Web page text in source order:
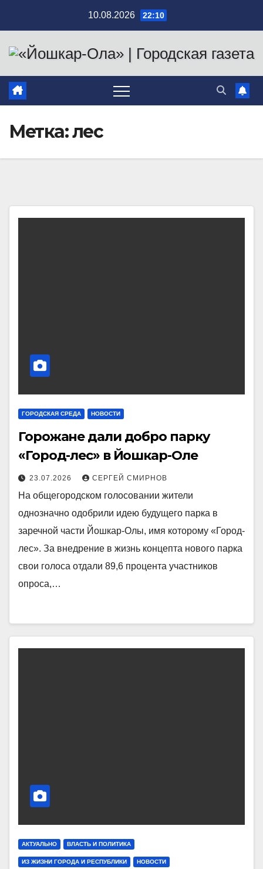
содержимому
10.08.2026 22:10
Метка:лес
ГОРОДСКАЯ СРЕДА НОВОСТИ
Горожане дали добро парку
«Город-лес» в Йошкар-Оле
23.07.2026 СЕРГЕЙ СМИРНОВ
На общегородском голосовании жители
однозначно одобрили идею будущего парка в
заречной части Йошкар-Олы, имя которому «Город-
лес». За внедрение в жизнь концепта нового парка
свои голоса отдали 89,6 процента участников
опроса,…
АКТУАЛЬНО ВЛАСТЬ И ПОЛИТИКА
ИЗ ЖИЗНИ ГОРОДА И РЕСПУБЛИКИ НОВОСТИ